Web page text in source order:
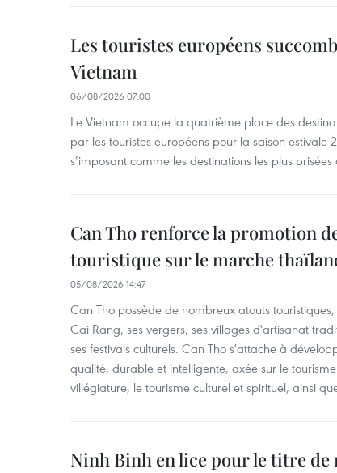
Les touristes européens
Vietnam
06/08/2026 07:00
Le Vietnam occupe la quatrième place des
par les touristes européens pour la saison
s’imposant comme les destinations les plus
Can Tho renforce la promotion
touristique sur le marche
05/08/2026 14:47
Can Tho possède de nombreux atouts
Cai Rang, ses vergers, ses villages d'artisanat
ses festivals culturels. Can Tho s'attache à
qualité, durable et intelligente, axée sur le
villégiature, le tourisme culturel et spirituel, ainsi
Ninh Binh en lice pour le titre